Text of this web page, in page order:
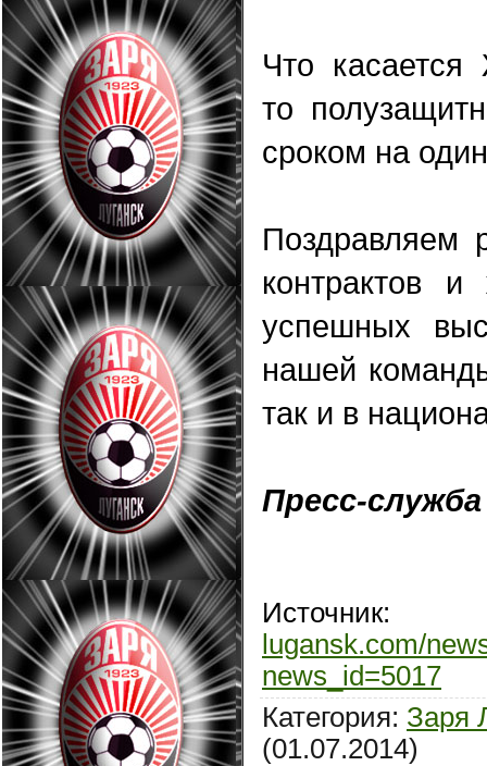
Что
то
сроком на
Поздравляем
контрактов
успешных
нашей
так и в
Пресс-
lugansk.com/
news_id=5017
Категория: Заря
(01.07.2014)